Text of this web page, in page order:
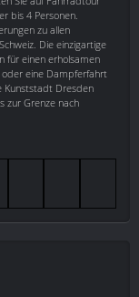
bis 4 Personen.
zu allen
Die einzigartige
für einen erholsamen
oder eine Dampferfahrt
Kunststadt Dresden
zur Grenze nach